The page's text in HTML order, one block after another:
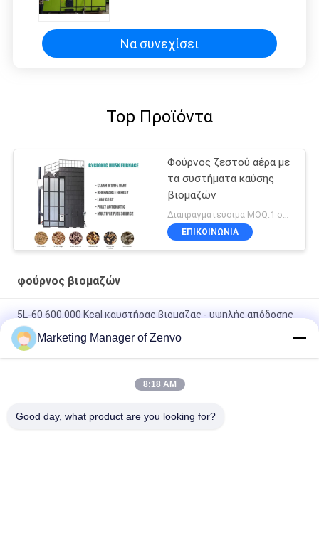
Να συνεχίσει
Top Προϊόντα
Φούρνος ζεστού αέρα με
τα συστήματα καύσης
βιομαζών
Διαπραγματεύσιμα MOQ:1 σύνολο
ΕΠΙΚΟΙΝΩΝΊΑ
φούρνος βιομαζών
5L-60 600.000 Kcal καυστήρας βιομάζας - υψηλής απόδοσης
φούρνο χάλυβα ρυζιού.
5L-90 Βιομάζα Πελέτ Καυτό φούρνο υψηλής ταχύτητας
Αυτοματοποιημένη τροφοδοσία 83 Θερμική απόδοση
αυτόματη τροφοδοσία
Marketing Manager of Zenvo
8:18 AM
Good day, what product are you looking for?